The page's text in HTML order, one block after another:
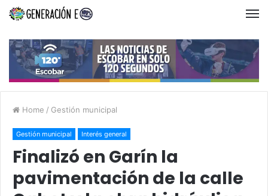
Home / Gestión municipal
Gestión municipal Interés general
Finalizó en Garín la
pavimentación de la calle